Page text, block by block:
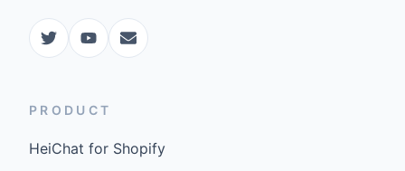
PRODUCT
HeiChat for Shopify